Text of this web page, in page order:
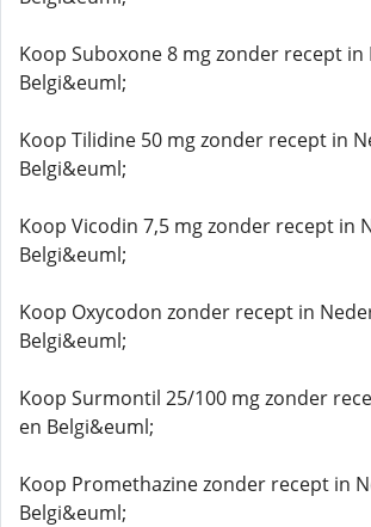
Koop Suboxone 8 mg zonder recept
Belgi&euml;
Koop Tilidine 50 mg zonder recept in
Belgi&euml;
Koop Vicodin 7,5 mg zonder recept in
Belgi&euml;
Koop Oxycodon zonder recept in
Belgi&euml;
Koop Surmontil 25/100 mg zonder
en Belgi&euml;
Koop Promethazine zonder recept in
Belgi&euml;